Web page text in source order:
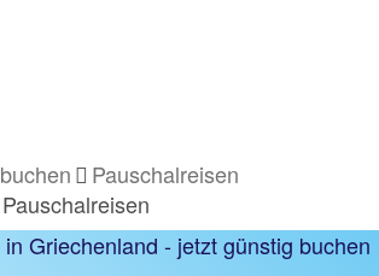
Pauschalreisen